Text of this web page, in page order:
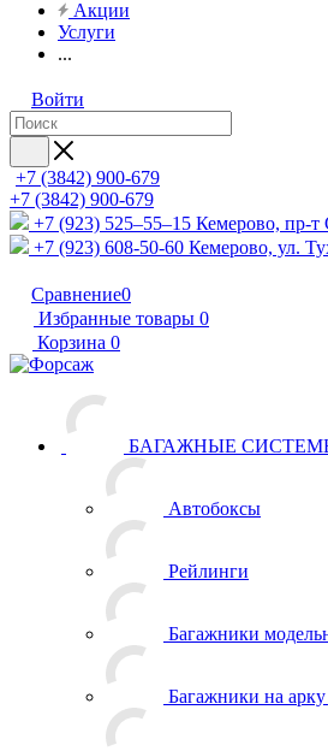
Акции
Услуги
...
Войти
+7 (3842) 900-679
+7 (3842) 900-679
+7 (923) 525–55–15 Кемерово, пр-т
+7 (923) 608-50-60 Кемерово, ул.
Сравнение0
Избранные товары 0
Корзина 0
БАГАЖНЫЕ
Автобоксы
Рейлинги
Багажники
Багажники на